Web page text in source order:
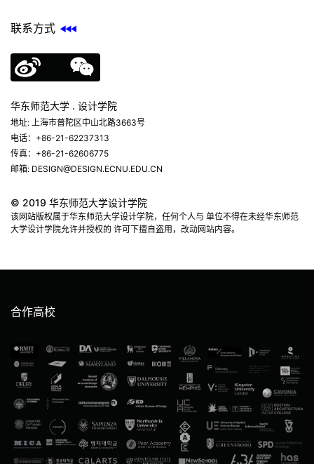
联系方式
华东师范大学 . 设计学院
地址: 上海市普陀区中山北路3663号
电话：+86-21-62237313
传真：+86-21-62606775
邮箱: DESIGN@DESIGN.ECNU.EDU.CN
© 2019 华东师范大学设计学院
该网站版权属于华东师范大学设计学院，任何个人与 单位不得在未经华东师范
大学设计学院允许并授权的 许可下擅自盗用，改动网站内容。
合作高校